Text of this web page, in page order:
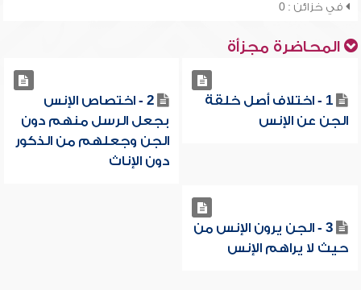
في خزائن : 0
المحاضرة مجزأة
1 - اختلاف أصل خلقة
الجن عن الإنس
2 - اختصاص الإنس
بجعل الرسل منهم دون
الجن وجعلهم من الذكور
دون الإناث
3 - الجن يرون الإنس من
حيث لا يراهم الإنس